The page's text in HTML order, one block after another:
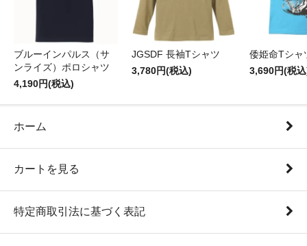
ブルーインパルス（サ
ンライズ）ポロシャツ
4,190円(税込)
JGSDF 長袖Tシャツ
3,780円(税込)
倭姫命Tシャ
3,690円(税
ホーム
カートを見る
特定商取引法に基づく表記